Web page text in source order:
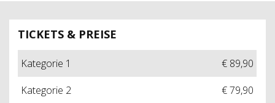
TICKETS & PREISE
Kategorie 1
€ 89,90
Kategorie 2
€ 79,90